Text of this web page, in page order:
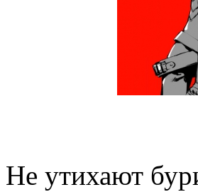
Не утихают